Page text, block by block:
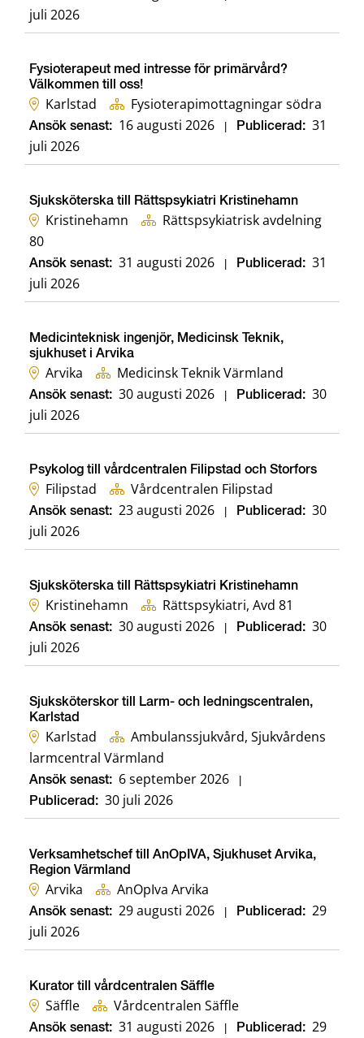
juli 2026
Fysioterapeut med intresse för primärvård?
Välkommen till oss!
Karlstad Fysioterapimottagningar södra
Ansök senast: 16 augusti 2026 Publicerad: 31
juli 2026
Sjuksköterska till Rättspsykiatri Kristinehamn
Kristinehamn
Rättspsykiatrisk avdelning
80
Ansök senast: 31 augusti 2026 Publicerad: 31
juli 2026
Medicinteknisk ingenjör, Medicinsk Teknik,
sjukhuset i Arvika
Arvika Medicinsk Teknik Värmland
Ansök senast: 30 augusti 2026 Publicerad: 30
juli 2026
Psykolog till vårdcentralen Filipstad och Storfors
Filipstad Vårdcentralen Filipstad
Ansök senast: 23 augusti 2026 Publicerad: 30
juli 2026
Sjuksköterska till Rättspsykiatri Kristinehamn
Kristinehamn Rättspsykiatri, Avd 81
Ansök senast: 30 augusti 2026 Publicerad: 30
juli 2026
Sjuksköterskor till Larm- och ledningscentralen,
Karlstad
Karlstad
Ambulanssjukvård, Sjukvårdens
larmcentral Värmland
Ansök senast: 6 september 2026
Publicerad: 30 juli 2026
Verksamhetschef till AnOpIVA, Sjukhuset Arvika,
Region Värmland
Arvika AnOpIva Arvika
Ansök senast: 29 augusti 2026 Publicerad: 29
juli 2026
Kurator till vårdcentralen Säffle
Säffle Vårdcentralen Säffle
Ansök senast: 31 augusti 2026 Publicerad: 29